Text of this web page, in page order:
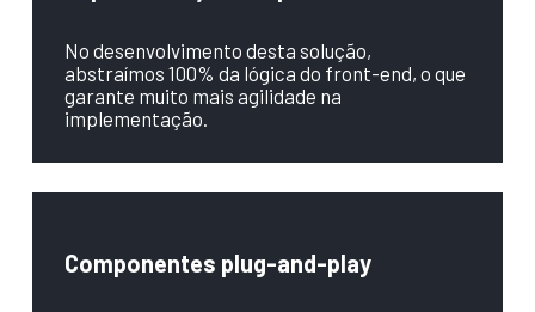
No desenvolvimento desta solução,
abstraímos 100% da lógica do front-end, o que
garante muito mais agilidade na
implementação.
Componentes plug-and-play